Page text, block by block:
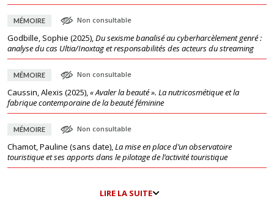
MÉMOIRE Non consultable
Godbille, Sophie (2025),Du sexisme banalisé au cyberharcèlement genré :
analyse du cas Ultia/Inoxtag et responsabilités des acteurs du streaming
MÉMOIRE Non consultable
Caussin, Alexis (2025),« Avaler la beauté ». La nutricosmétique et la
fabrique contemporaine de la beauté féminine
MÉMOIRE Non consultable
Chamot, Pauline (sans date),La mise en place d’un observatoire
touristique et ses apports dans le pilotage de l’activité touristique
LIRE LA SUITE